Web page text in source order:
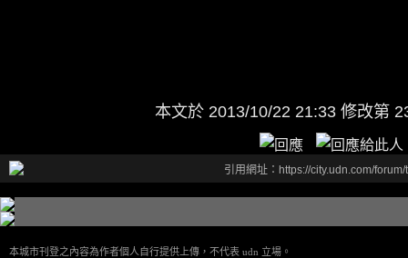
本文於 2013/10/22 21:33 修改第
引用網址：https://city.udn.com/
本城市刊登之內容為作者個人自行提供上傳，不代表 udn 立場。